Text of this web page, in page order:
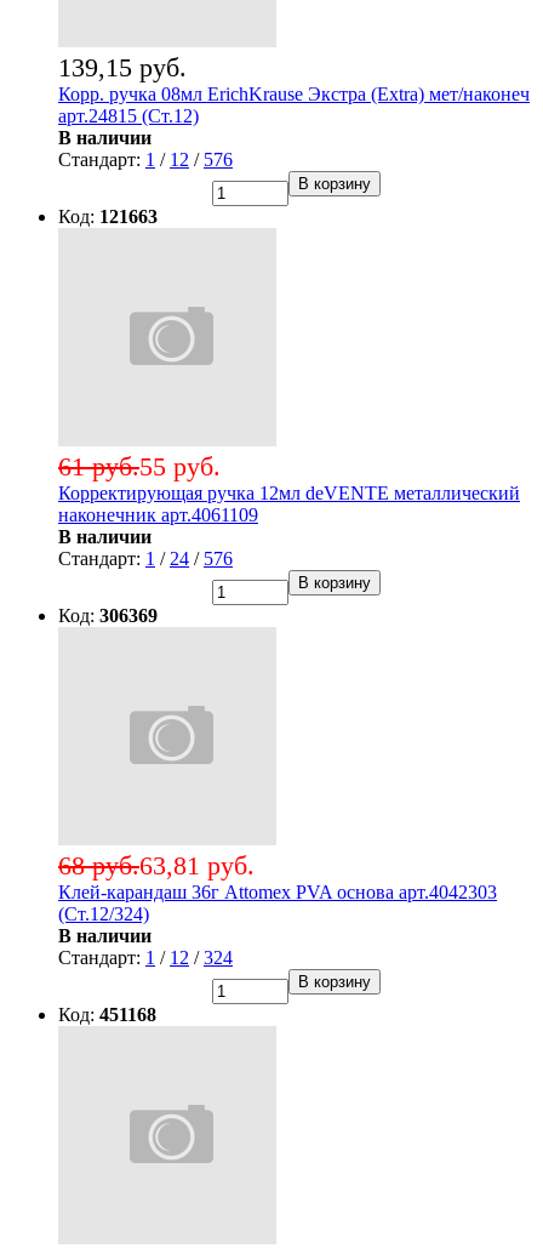
139,15 руб.
Корр. ручка 08мл ErichKrause Экстра (Extra) мет/наконеч
арт.24815 (Ст.12)
В наличии
Стандарт: 1 / 12 / 576
В корзину
Код: 121663
55 руб.
61 руб.
Корректирующая ручка 12мл deVENTE металлический
наконечник арт.4061109
В наличии
Стандарт: 1 / 24 / 576
В корзину
Код: 306369
63,81 руб.
68 руб.
Клей-карандаш 36г Attomex PVA основа арт.4042303
(Ст.12/324)
В наличии
Стандарт: 1 / 12 /324
В корзину
Код: 451168